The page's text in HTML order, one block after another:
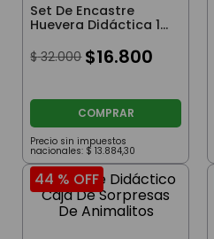
Set De Encastre
Huevera Didáctica 12
Letras
$ 32.000 $16.800
COMPRAR
Precio sin impuestos
nacionales: $ 13.884,30
44 % OFF